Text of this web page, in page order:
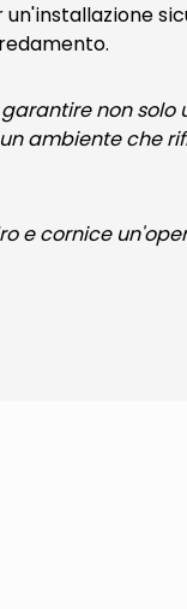
non solo
ambiente che
e cornice